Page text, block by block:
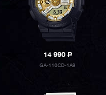
14 990P
GA-110CD-1A9